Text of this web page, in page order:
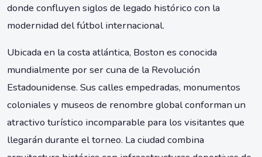
donde confluyen siglos de legado histórico con la
modernidad del fútbol internacional.
Ubicada en la costa atlántica, Boston es conocida
mundialmente por ser cuna de la Revolución
Estadounidense. Sus calles empedradas, monumentos
coloniales y museos de renombre global conforman un
atractivo turístico incomparable para los visitantes que
llegarán durante el torneo. La ciudad combina